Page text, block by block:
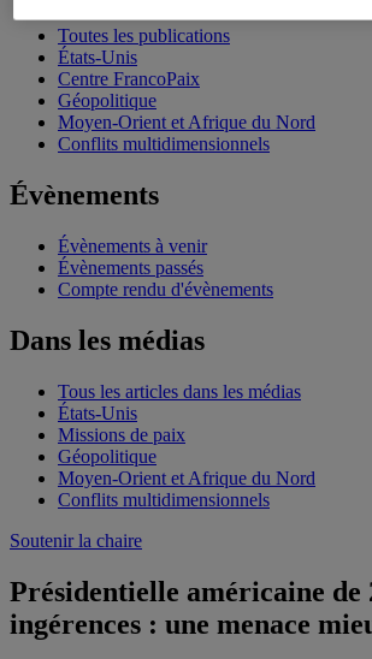
Toutes les publications
États-Unis
Centre FrancoPaix
Géopolitique
Moyen-Orient et Afrique du Nord
Conflits multidimensionnels
Évènements
Évènements à venir
Évènements passés
Compte rendu d'évènements
Dans les médias
Tous les articles dans les médias
États-Unis
Missions de paix
Géopolitique
Moyen-Orient et Afrique du Nord
Conflits multidimensionnels
Soutenir la chaire
Présidentielle américaine de
ingérences : une menace